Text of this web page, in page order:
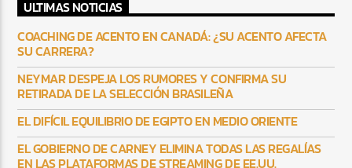
ULTIMAS NOTICIAS
COACHING DE ACENTO EN CANADÁ: ¿SU ACENTO AFECTA
SU CARRERA?
NEYMAR DESPEJA LOS RUMORES Y CONFIRMA SU
RETIRADA DE LA SELECCIÓN BRASILEÑA
EL DIFÍCIL EQUILIBRIO DE EGIPTO EN MEDIO ORIENTE
EL GOBIERNO DE CARNEY ELIMINA TODAS LAS REGALÍAS
EN LAS PLATAFORMAS DE STREAMING DE EE.UU.